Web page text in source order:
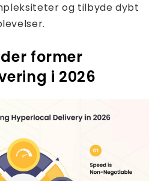
og tilbyde dybt
former
i 2026